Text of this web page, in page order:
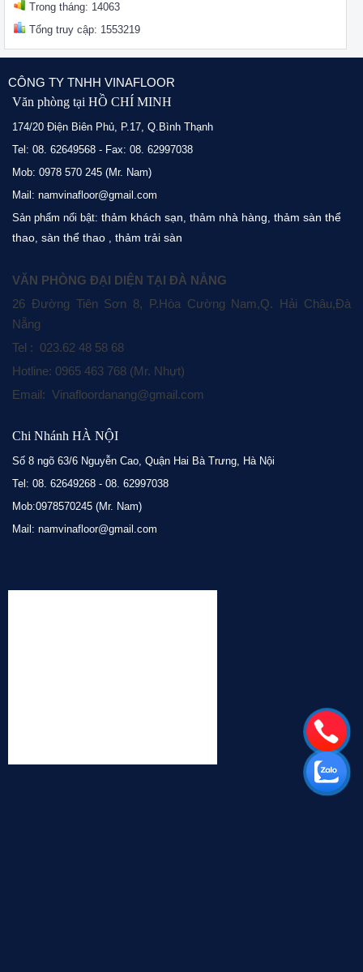
Trong tháng: 14063
Tổng truy cập: 1553219
CÔNG TY TNHH VINAFLOOR
Văn phòng tại HỒ CHÍ MINH
174/20 Điện Biên Phủ, P.17, Q.Bình Thạnh
Tel: 08. 62649568 - Fax: 08. 62997038
Mob: 0978 570 245 (Mr. Nam)
Mail: namvinafloor@gmail.com
Sản phẩm nổi bật: thảm khách sạn, thảm nhà hàng, thảm sàn thể
thao, sàn thể thao , thảm trải sàn
VĂN PHÒNG ĐẠI DIỆN TẠI ĐÀ NẴNG
26 Đường Tiên Sơn 8, P.Hòa Cường Nam,Q. Hải Châu,Đà
Nẵng
Tel : 023.62 48 58 68
Hotline: 0965 463 768 (Mr. Nhựt)
Email: Vinafloordanang@gmail.com
Chi Nhánh HÀ NỘI
Số 8 ngõ 63/6 Nguyễn Cao, Quận Hai Bà Trưng, Hà Nội
Tel: 08. 62649268 - 08. 62997038
Mob:0978570245 (Mr. Nam)
Mail: namvinafloor@gmail.com